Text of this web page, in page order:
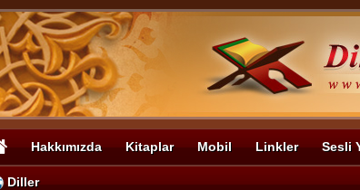
Hakkımızda Kitaplar Mobil Linkler Sesli
Diller